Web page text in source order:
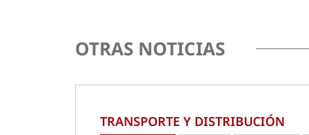
OTRAS NOTICIAS
TRANSPORTE Y DISTRIBUCIÓN